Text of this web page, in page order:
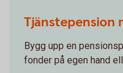
Tjänstepension
Bygg upp en
fonder på egen hand